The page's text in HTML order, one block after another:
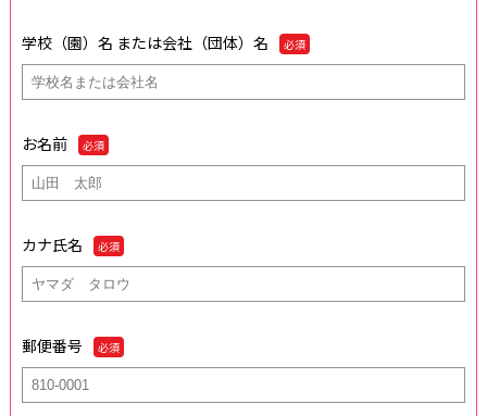
学校（園）名 または会社（団体）名 必須
お名前 必須
カナ氏名 必須
郵便番号 必須